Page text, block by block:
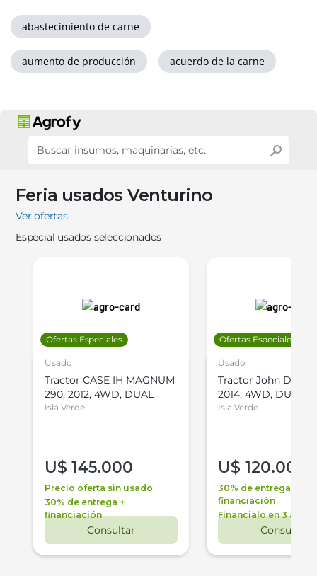
abastecimiento de carne
aumento de producción acuerdo de la carne
Feria usados Venturino
Ver ofertas
Especial usados seleccionados
Ofertas Especiales
Usado
Tractor CASE IH MAGNUM
290, 2012, 4WD, DUAL
Isla Verde
U$ 145.000
Precio oferta sin usado
30% de entrega +
financiación
Consultar
Ofertas Especiales
Usado
Tractor John Deere
2014, 4WD, DUAL
Isla Verde
U$ 120.000
30% de entrega +
financiación
Financialo en 3 años
Consultar